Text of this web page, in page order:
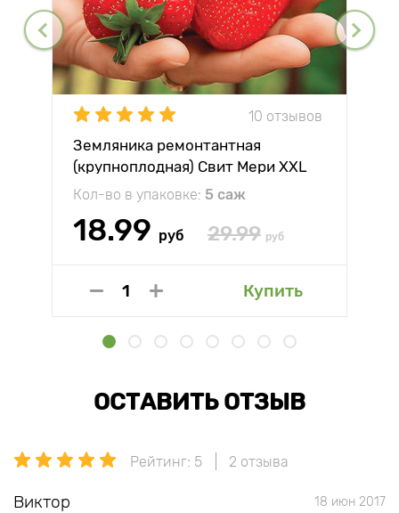
10 отзывов
Земляника ремонтантная
(крупноплодная) Свит Мери XXL
Кол-во в упаковке: 5 саж
18.99 руб 29.99 руб
Купить
ОСТАВИТЬ ОТЗЫВ
Рейтинг: 5 2 отзыва
Виктор 18 июн 2017